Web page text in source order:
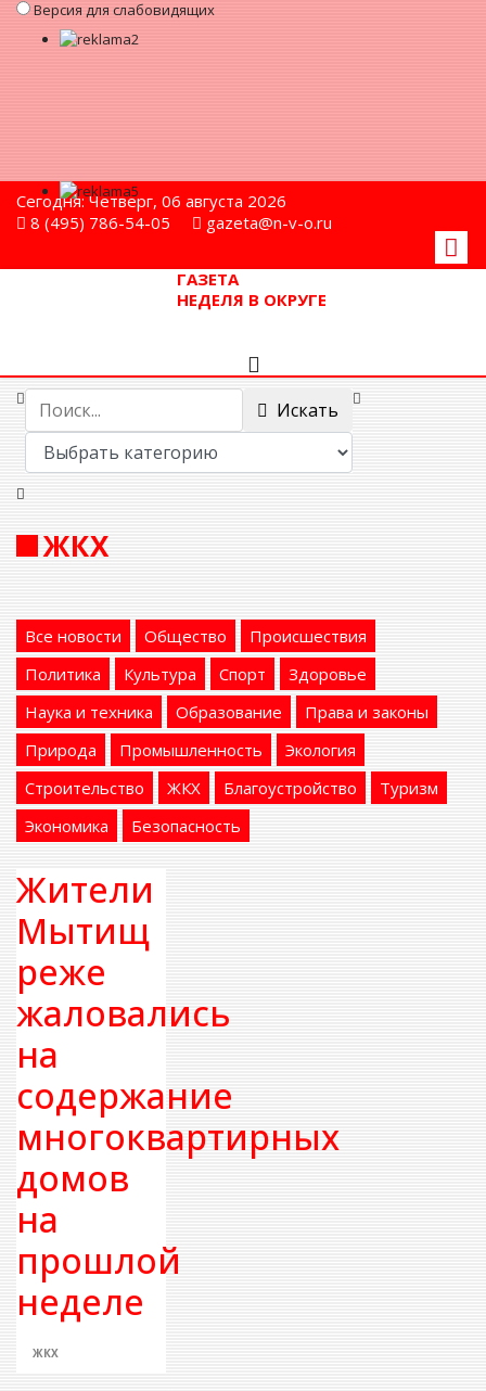
Версия для слабовидящих
Сегодня: Четверг, 06 августа 2026
8 (495) 786-54-05
gazeta@n-v-o.ru
ГАЗЕТА
НЕДЕЛЯ В ОКРУГЕ
Искать
ЖКХ
Все новости Общество
Происшествия
Политика
Культура Спорт
Здоровье
Наука и техника
Образование
Права и законы
Природа
Промышленность
Экология
Строительство
ЖКХ Благоустройство
Туризм
Экономика
Безопасность
Жители
Мытищ
реже
жаловались
на
содержание
многоквартирных
домов
на
прошлой
неделе
ЖКХ